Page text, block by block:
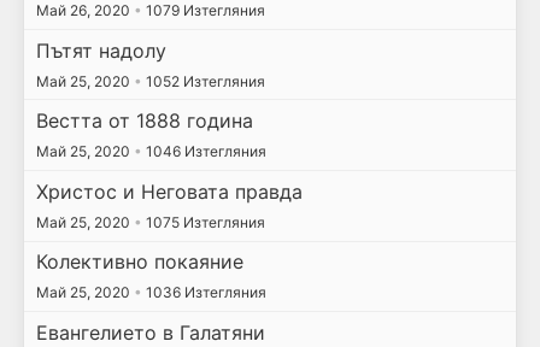
Май 26, 2020 • 1079 Изтегляния
Пътят надолу
Май 25, 2020 • 1052 Изтегляния
Вестта от 1888 година
Май 25, 2020 • 1046 Изтегляния
Христос и Неговата правда
Май 25, 2020 • 1075 Изтегляния
Колективно покаяние
Май 25, 2020 • 1036 Изтегляния
Евангелието в Галатяни